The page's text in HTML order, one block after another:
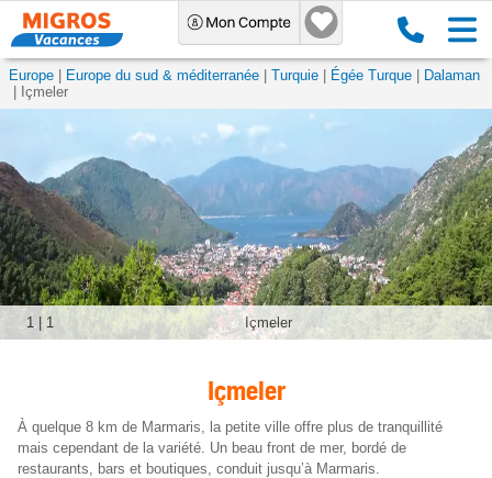
Europe Europe du sud & méditerranée Turquie Égée Turque
Dalaman
Içmeler
Içmeler
1| 1
Içmeler
À quelque 8 km de Marmaris, la petite ville offre plus de tranquillité
mais cependant de la variété. Un beau front de mer, bordé de
restaurants, bars et boutiques, conduit jusqu’à Marmaris.